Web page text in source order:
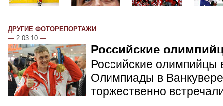
ДРУГИЕ ФОТОРЕПОРТАЖИ
— 2.03.10 —
Российские
Российские олимпийцы
Олимпиады в
торжественно